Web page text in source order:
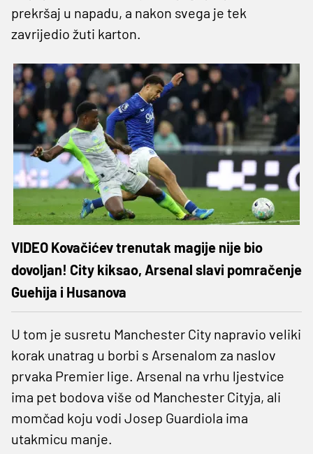
prekršaj u napadu, a nakon svega je tek
zavrijedio žuti karton.
VIDEO Kovačićev trenutak magije nije bio
dovoljan! City kiksao, Arsenal slavi pomračenje
Guehija i Husanova
U tom je susretu Manchester City napravio veliki
korak unatrag u borbi s Arsenalom za naslov
prvaka Premier lige. Arsenal na vrhu ljestvice
ima pet bodova više od Manchester Cityja, ali
momčad koju vodi Josep Guardiola ima
utakmicu manje.